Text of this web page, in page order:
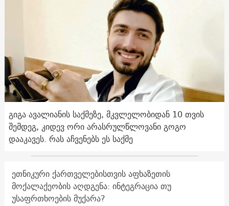
გიგა ავალიანის საქმეზე, მკვლელობიდან 10 თვის
შემდეგ, კიდევ ორი არასრულწლოვანი გოგო
დააკავეს. რას აჩვენებს ეს საქმე
ეთნიკური ქართველებისთვის აფხაზეთის
მოქალაქეობის აღდგენა: ინტეგრაცია თუ
უსაფრთხოების მუქარა?